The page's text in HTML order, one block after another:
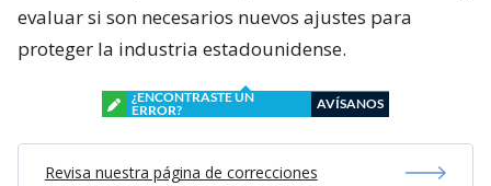
evaluar si son necesarios nuevos ajustes para
proteger la industria estadounidense.
¿ENCONTRASTE UN
ERROR?
AVÍSANOS
Revisa nuestra página de correcciones